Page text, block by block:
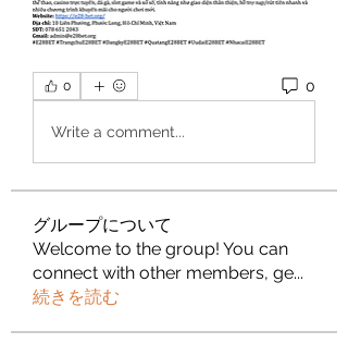
0 0
Write a comment...
グループについて
Welcome to the group! You can
connect with other members, ge...
続きを読む